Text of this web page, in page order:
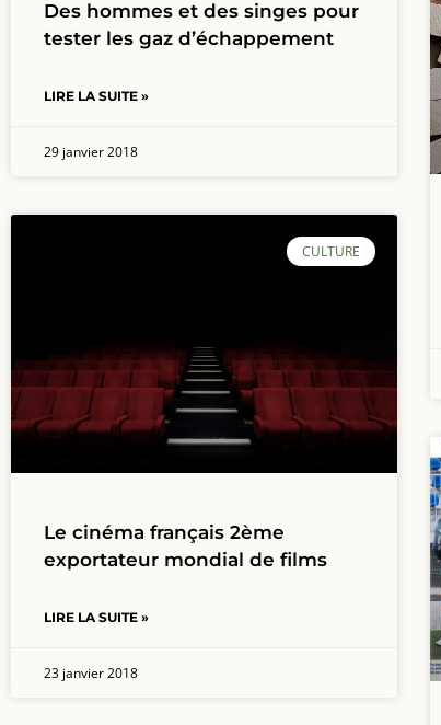
Des hommes et des singes pour
tester les gaz d’échappement
LIRE LA SUITE »
29 janvier 2018
CULTURE
Le cinéma français 2ème
exportateur mondial de films
LIRE LA SUITE »
23 janvier 2018